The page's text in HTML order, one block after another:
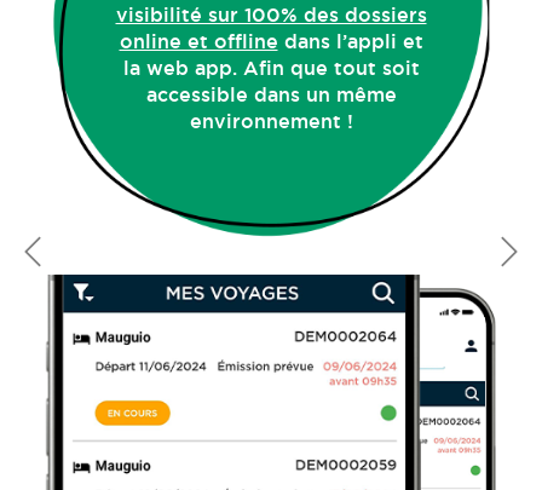
visibilité sur 100% des dossiers
online et offline dans l’appli et
la web app. Afin que tout soit
accessible dans un même
environnement !
Previous